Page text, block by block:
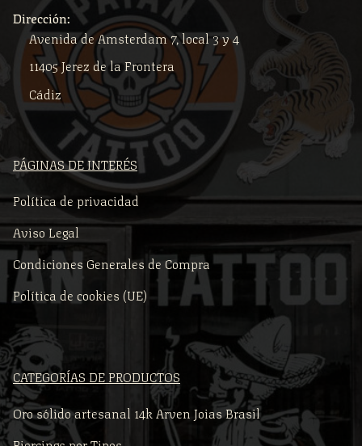
Dirección:
Avenida de Amsterdam 7, local 3 y 4
11405 Jerez de la Frontera
Cádiz
PÁGINAS DE INTERÉS
Política de privacidad
Aviso Legal
Condiciones Generales de Compra
Política de cookies (UE)
CATEGORÍAS DE PRODUCTOS
Oro sólido artesanal 14k Arven Joias Brasil